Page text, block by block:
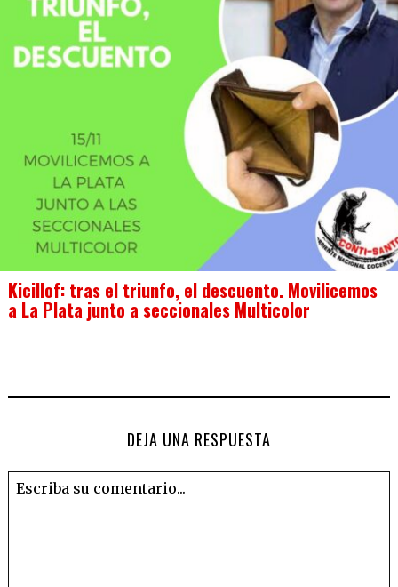
Kicillof: tras el triunfo, el descuento. Movilicemos
a La Plata junto a seccionales Multicolor
DEJA UNA RESPUESTA